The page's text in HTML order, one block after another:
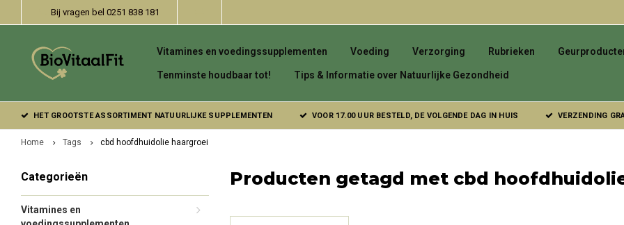
Bij vragen bel 0251 838 181
Vitamines en voedingssupplementen Voeding Verzorging Rubrieken
Tenminste houdbaar tot! Tips & Informatie over Natuurlijke Gezondheid
HET GROOTSTE ASSORTIMENT NATUURLIJKE SUPPLEMENTEN VOOR 17.00 UUR BESTELD, DE VOLGENDE DAG IN HUIS VERZENDING
Home Tags cbd hoofdhuidolie haargroei
Categorieën
Vitamines en
Producten getagd met cbd